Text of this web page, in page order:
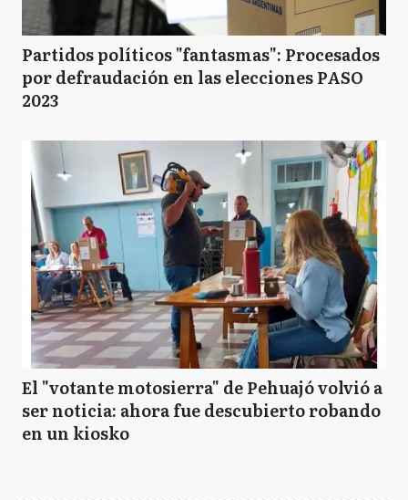
Partidos políticos "fantasmas": Procesados
por defraudación en las elecciones PASO
2023
El "votante motosierra" de Pehuajó volvió a
ser noticia: ahora fue descubierto robando
en un kiosko